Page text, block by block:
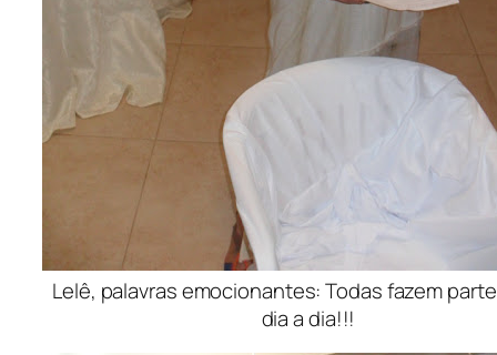
Lelê, palavras emocionantes: Todas fazem
dia a dia!!!